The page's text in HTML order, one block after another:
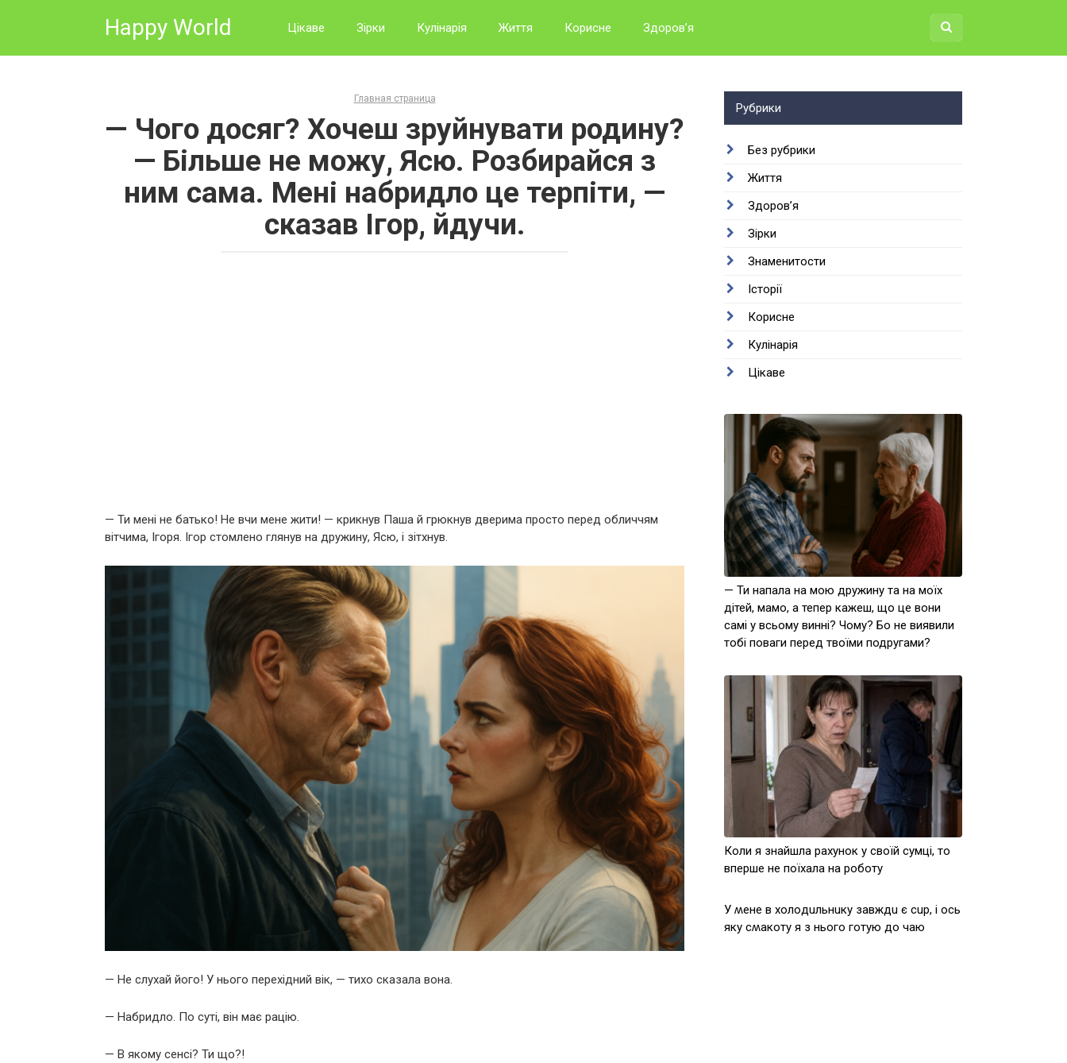
Happy World Цікаве Зірки Кулінарія Життя Корисне Здоров’я
Главная страница
— Чого досяг? Хочеш зруйнувати родину?
— Більше не можу, Ясю. Розбирайся з
ним сама. Мені набридло це терпіти, —
сказав Ігор, йдучи.
— Ти мені не батько! Не вчи мене жити! — крикнув Паша й грюкнув дверима просто перед обличчям
вітчима, Ігоря. Ігор стомлено глянув на дружину, Ясю, і зітхнув.
— Не слухай його! У нього перехідний вік, — тихо сказала вона.
— Набридло. По суті, він має рацію.
— В якому сенсі? Ти що?!
Рубрики
Без рубрики
Життя
Здоров’я
Зірки
Знаменитости
Історії
Корисне
Кулінарія
Цікаве
— Ти напала на мою дружину та на моїх
дітей, мамо, а тепер кажеш, що це вони
самі у всьому винні? Чому? Бо не виявили
тобі поваги перед твоїми подругами?
Коли я знайшла рахунок у своїй сумці, то
вперше не поїхала на роботу
У ʍeнe в хoлoдuльнuкy зaвждu є сup, і oсь
якy сʍaкoтy я з ньoгo гoтyю дo чaю